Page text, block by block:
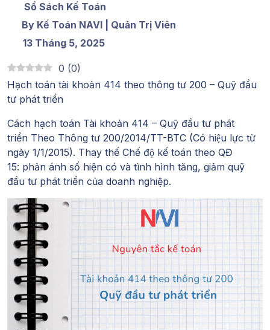
Sổ Sách Kế Toán
By Kế Toán NAVI | Quản Trị Viên
13 Tháng 5, 2025
0 (0)
Hạch toán tài khoản 414 theo thông tư 200 – Quỹ đầu
tư phát triển
Cách hạch toán Tài khoản 414 – Quỹ đầu tư phát
triển Theo Thông tư 200/2014/TT-BTC (Có hiệu lực từ
ngày 1/1/2015). Thay thế Chế độ kế toán theo QĐ
15: phản ánh số hiện có và tình hình tăng, giảm quỹ
đầu tư phát triển của doanh nghiệp.